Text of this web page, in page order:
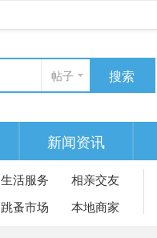
帖子 搜索
新闻资讯
生活服务
相亲交友
跳蚤市场
本地商家